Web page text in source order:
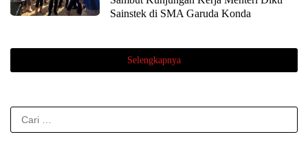
Sainstek di SMA Garuda Konda
Selengkapnya
Cari
untuk: